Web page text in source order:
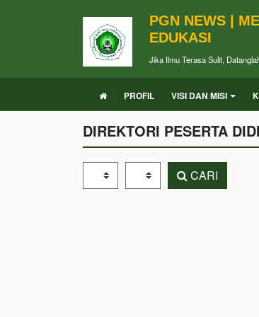
PGN NEWS |
EDUKASI
Jika Ilmu Terasa Sulit,
PROFIL VISI DAN MISI
DIREKTORI PESERTA
Tahun Pelajaran
Kelas CARI